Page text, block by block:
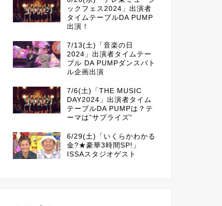
ックフェス2024」出演者
タイムテーブルDA PUMP
出演！
7/13(土)「音楽の日
2024」出演者タイムテー
ブル DA PUMPダンスバト
ル企画出演
7/6(土)「THE MUSIC
DAY2024」出演者タイム
テーブルDA PUMPは？テ
ーマは”サプライズ”
6/29(土)「いくらかわかる
金?★豪華3時間SP!」
ISSAスタジオゲスト